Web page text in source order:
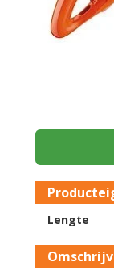
Lengte